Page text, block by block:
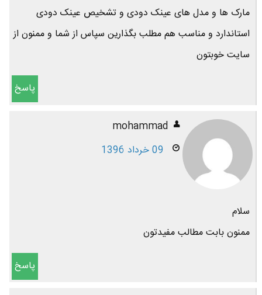
مارک ها و مدل های عینک دودی و تشخیص عینک دودی
استاندارد و مناسب هم مطلب بگذارین سپاس از شما و ممنون از
سایت خوبتون
پاسخ
mohammad
09 خرداد 1396
سلام
ممنون بابت مطالب مفیدتون
پاسخ